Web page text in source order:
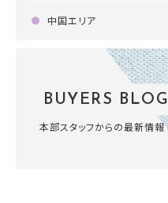
中国エリア
BUYERS BLOG
本部スタッフからの最新情報